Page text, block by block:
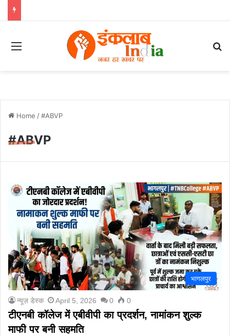
Menu
Home /#ABVP
#ABVP
भागलपुर
न्यूज़ डेस्क April 5, 2026 0 0
टीएनबी कॉलेज में एबीवीपी का प्रदर्शन, नामांकन शुल्क
माफी पर बनी सहमति